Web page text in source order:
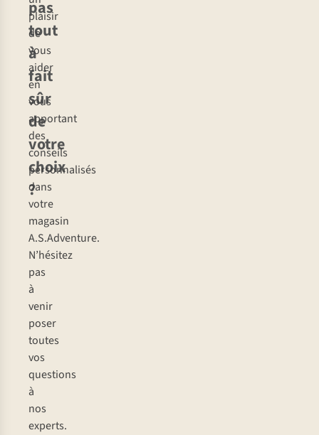
pas
tout
à
fait
sûr
de
votre
choix
?
plaisir
de
vous
aider
en
vous
apportant
des
conseils
personnalisés
dans
votre
magasin
A.S.Adventure.
N’hésitez
pas
à
venir
poser
toutes
vos
questions
à
nos
experts.